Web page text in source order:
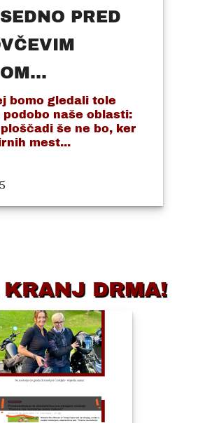
PRED
bomo gledali tole
podobo naše oblasti:
še ne bo, ker
mest...
DRMA!